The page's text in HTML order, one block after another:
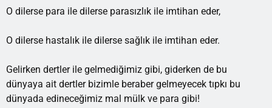
O dilerse para ile dilerse parasızlık ile imtihan eder,
O dilerse hastalık ile dilerse sağlık ile imtihan eder.
Gelirken dertler ile gelmediğimiz gibi, giderken de bu
dünyaya ait dertler bizimle beraber gelmeyecek tıpkı bu
dünyada edineceğimiz mal mülk ve para gibi!